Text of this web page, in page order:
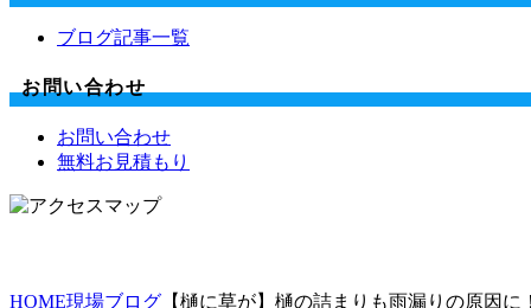
ブログ記事一覧
お問い合わせ
お問い合わせ
無料お見積もり
HOME現場ブログ 【樋に草が】樋の詰まりも雨漏りの原因に